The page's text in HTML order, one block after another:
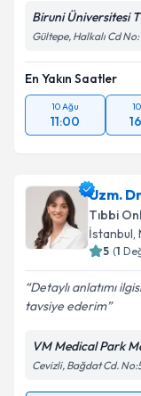
Kişisel
'ni
Biruni Üniversitesi
Gültepe, Halkalı Cd
En Yakın Saatler
10 Ağu
11:00
Uzm.
Tıbbi
İstanbul,
5 (1
Detaylı anlatımı
tavsiye ederim
VM Medical Park
Cevizli, Bağdat Cd.